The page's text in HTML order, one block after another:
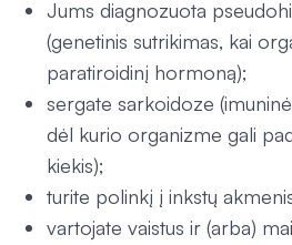
Jums diagnozuota
(genetinis sutrikimas, kai
paratiroidinį hormoną);
sergate sarkoidoze
dėl kurio organizme gali
kiekis);
turite polinkį į inkstų
vartojate vaistus ir (arba)